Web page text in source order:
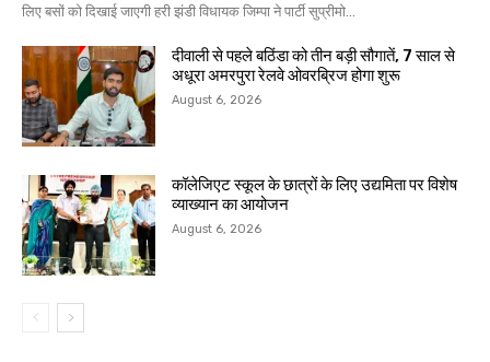
लिए बसों को दिखाई जाएगी हरी झंडी विधायक जिम्पा ने पार्टी सुप्रीमो...
दीवाली से पहले बठिंडा को तीन बड़ी सौगातें, 7 साल से
अधूरा अमरपुरा रेलवे ओवरब्रिज होगा शुरू
August 6, 2026
कॉलेजिएट स्कूल के छात्रों के लिए उद्यमिता पर विशेष
व्याख्यान का आयोजन
August 6, 2026